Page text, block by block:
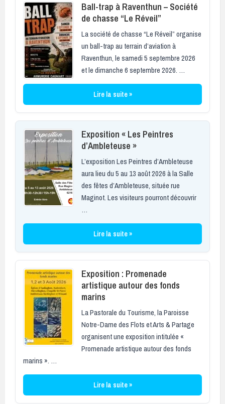
Ball-trap à Raventhun – Société
de chasse “Le Réveil”
La société de chasse “Le Réveil” organise
un ball-trap au terrain d’aviation à
Raventhun, le samedi 5 septembre 2026
et le dimanche 6 septembre 2026. …
Lire la suite »
Exposition « Les Peintres
d’Ambleteuse »
L’exposition Les Peintres d’Ambleteuse
aura lieu du 5 au 13 août 2026 à la Salle
des fêtes d’Ambleteuse, située rue
Maginot. Les visiteurs pourront découvrir
…
Lire la suite »
Exposition : Promenade
artistique autour des fonds
marins
La Pastorale du Tourisme, la Paroisse
Notre-Dame des Flots et Arts & Partage
organisent une exposition intitulée «
Promenade artistique autour des fonds
marins ». …
Lire la suite »